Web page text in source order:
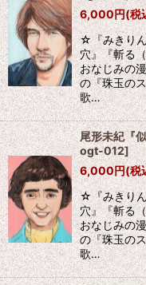
6,000円(税
☆『みきり
穴』『斬る
おなじみの
の『珠玉の
歌…
尾形未紀『
ogt-012]
6,000円(税
☆『みきり
穴』『斬る
おなじみの
の『珠玉の
歌…